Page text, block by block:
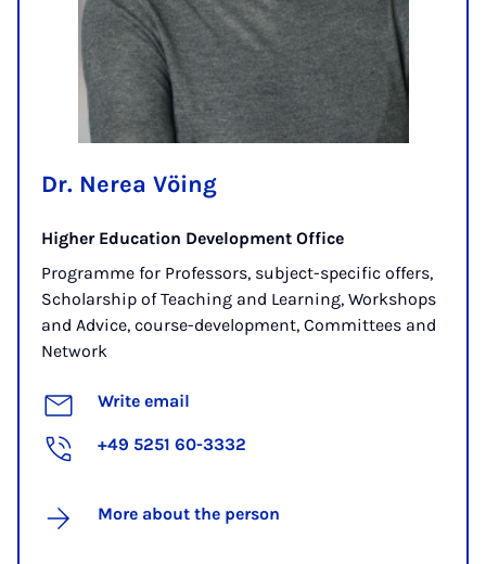
Dr. Nerea Vöing
Higher Education Development Office
Programme for Professors, subject-specific offers,
Scholarship of Teaching and Learning, Workshops
and Advice, course-development, Committees and
Network
Write email
+49 5251 60-3332
More about the person